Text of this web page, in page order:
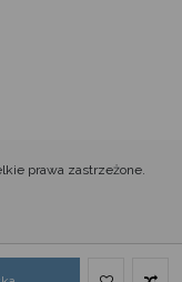
prawa zastrzeżone.